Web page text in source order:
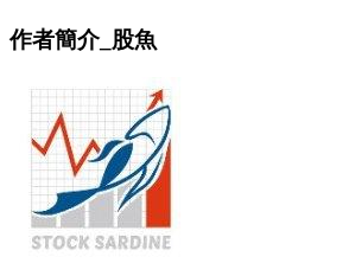
作者簡介_股魚